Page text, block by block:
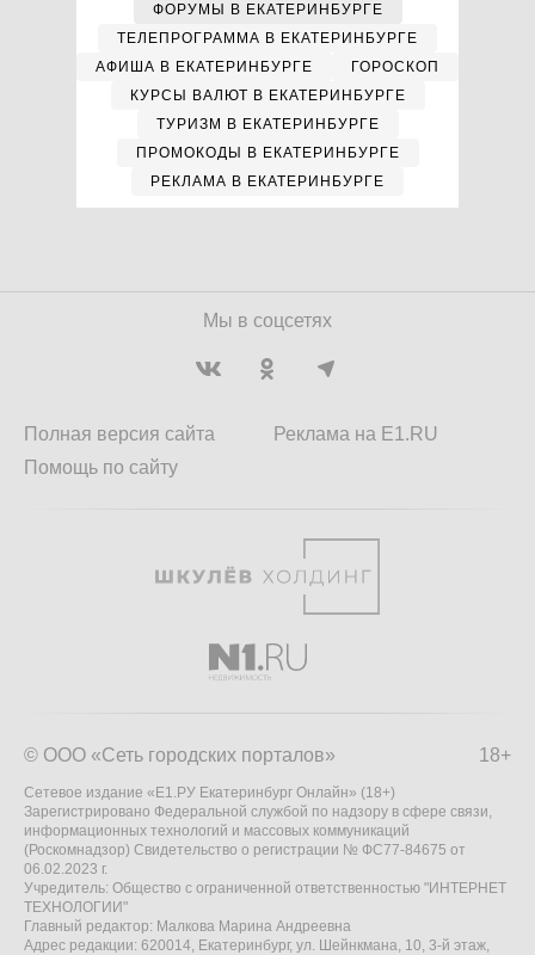
ФОРУМЫ В ЕКАТЕРИНБУРГЕ
ТЕЛЕПРОГРАММА В ЕКАТЕРИНБУРГЕ
АФИША В ЕКАТЕРИНБУРГЕ
ГОРОСКОП
КУРСЫ ВАЛЮТ В ЕКАТЕРИНБУРГЕ
ТУРИЗМ В ЕКАТЕРИНБУРГЕ
ПРОМОКОДЫ В ЕКАТЕРИНБУРГЕ
РЕКЛАМА В ЕКАТЕРИНБУРГЕ
Мы в соцсетях
Полная версия сайта
Помощь по сайту
Реклама на E1.RU
18+
© ООО «Сеть городских порталов»
Сетевое издание «Е1.РУ Екатеринбург Онлайн» (18+)
Зарегистрировано Федеральной службой по надзору в сфере связи,
информационных технологий и массовых коммуникаций
(Роскомнадзор) Свидетельство о регистрации № ФС77-84675 от
06.02.2023 г.
Учредитель: Общество с ограниченной ответственностью "ИНТЕРНЕТ
ТЕХНОЛОГИИ"
Главный редактор: Малкова Марина Андреевна
Адрес редакции: 620014, Екатеринбург, ул. Шейнкмана, 10, 3-й этаж,